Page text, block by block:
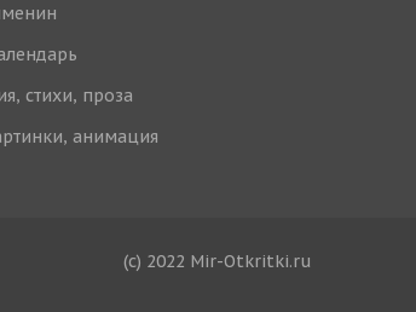
стихи, проза
анимация
(c) 2022 Mir-Otkritki.ru